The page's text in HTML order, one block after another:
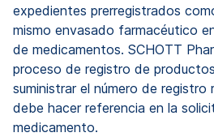
expedientes prerregistrados
mismo envasado farmacéutico
de medicamentos. SCHOTT
proceso de registro de
suministrar el número de registro
debe hacer referencia en la
medicamento.